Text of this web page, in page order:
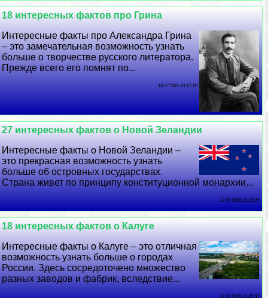
18 интересных фактов про Грина
Интересные факты про Александра Грина
– это замечательная возможность узнать
больше о творчестве русского литератора.
Прежде всего его помнят по...
14 07 2026 21:27:20
27 интересных фактов о Новой Зеландии
Интересные факты о Новой Зеландии –
это прекрасная возможность узнать
больше об островных государствах.
Страна живет по принципу конституционной монархии...
13 07 2026 21:10:25
18 интересных фактов о Калуге
Интересные факты о Калуге – это отличная
возможность узнать больше о городах
России. Здесь сосредоточено множество
разных заводов и фабрик, вследствие...
12 07 2026 21:20:50